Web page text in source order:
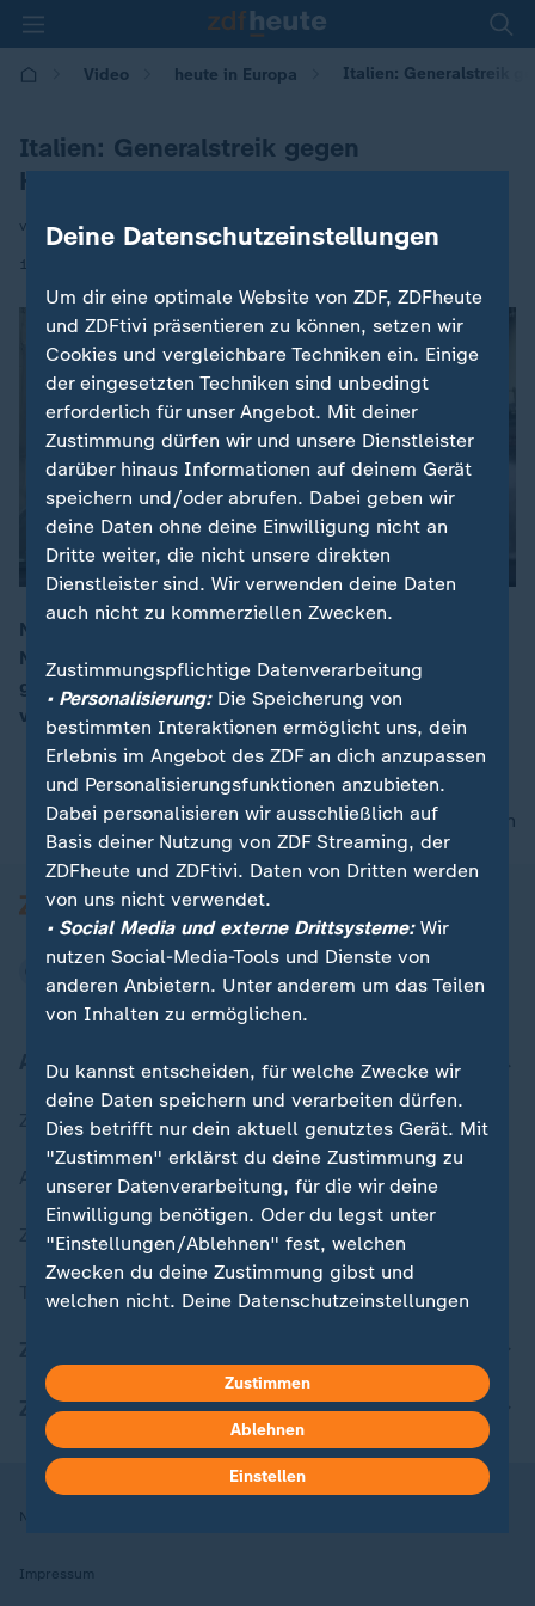
Video heute in Europa Italien: Generalstreik
Italien: Generalstreik gegen
Haushaltsplan
von Barbara Lueg
12.12.2025 | 16:00
00:16
Nach landesweitem Generalstreik und Großdemo im
November wird in 100 italienischen Städten erneut
gestreikt, gegen einen Haushaltsplan. Er
vernachlässige laut Gewerkschaften Bürgerinteressen.
nach oben
Aktuell bei ZDFheute
Zuletzt veröffentlicht
Aktuelle Sendungs-Videos
ZDFheute Stories
Themen im Überblick
ZDFheute Apps
Nutzungsbedingungen
Impressum
Deine Datenschutzeinstellungen
Um dir eine optimale Website von ZDF, ZDFheute
und ZDFtivi präsentieren zu können, setzen wir
Cookies und vergleichbare Techniken ein. Einige
der eingesetzten Techniken sind unbedingt
erforderlich für unser Angebot. Mit deiner
Zustimmung dürfen wir und unsere Dienstleister
darüber hinaus Informationen auf deinem Gerät
speichern und/oder abrufen. Dabei geben wir
deine Daten ohne deine Einwilligung nicht an
Dritte weiter, die nicht unsere direkten
Dienstleister sind. Wir verwenden deine Daten
auch nicht zu kommerziellen Zwecken.
Zustimmungspflichtige Datenverarbeitung
• Personalisierung:Die Speicherung von
bestimmten Interaktionen ermöglicht uns, dein
Erlebnis im Angebot des ZDF an dich anzupassen
und Personalisierungsfunktionen anzubieten.
Dabei personalisieren wir ausschließlich auf
Basis deiner Nutzung von ZDF Streaming, der
ZDFheute und ZDFtivi. Daten von Dritten werden
von uns nicht verwendet.
• Social Media und externe Drittsysteme:Wir
nutzen Social-Media-Tools und Dienste von
anderen Anbietern. Unter anderem um das Teilen
von Inhalten zu ermöglichen.
Du kannst entscheiden, für welche Zwecke wir
deine Daten speichern und verarbeiten dürfen.
Dies betrifft nur dein aktuell genutztes Gerät. Mit
"Zustimmen" erklärst du deine Zustimmung zu
unserer Datenverarbeitung, für die wir deine
Einwilligung benötigen. Oder du legst unter
"Einstellungen/Ablehnen" fest, welchen
Zwecken du deine Zustimmung gibst und
welchen nicht. Deine Datenschutzeinstellungen
Hier findest du das Impressum.
Weitere Informationen findest du in unserer
Datenschutzerklärung.
Zustimmen
Ablehnen
Einstellen